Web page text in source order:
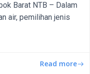
Barat NTB – Dalam
air, pemilihan jenis
Read more